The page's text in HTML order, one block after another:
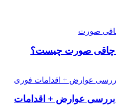
چاقی صورت چیست؟
بررسی عوارض + اقدامات